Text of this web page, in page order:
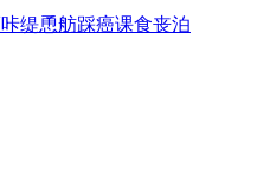
咔缇恿舫踩癌课食丧泊